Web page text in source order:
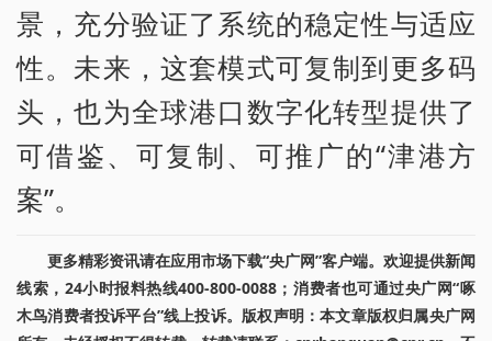
景，充分验证了系统的稳定性与适应
性。未来，这套模式可复制到更多码
头，也为全球港口数字化转型提供了
可借鉴、可复制、可推广的“津港方
案”。
更多精彩资讯请在应用市场下载“央广网”客户端。欢迎提供新闻
线索，24小时报料热线400-800-0088；消费者也可通过央广网“啄
木鸟消费者投诉平台”线上投诉。版权声明：本文章版权归属央广网